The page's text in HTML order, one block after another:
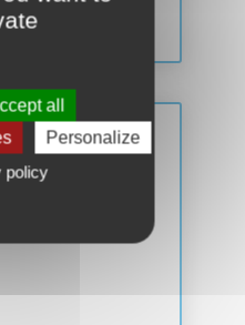
all
Personalize
policy